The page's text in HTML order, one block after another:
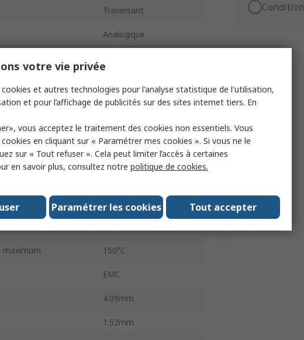
Traversant
Analogique
4.5V
SIP
5.5V
fonctionnement -40°C
maximum 150°C
EMC
4.09mm
1.52mm
votre vie privée
et autres technologies pour l'analyse statistique de l'utilisation,
et pour l’affichage de publicités sur des sites internet tiers. En
vous acceptez le traitement des cookies non essentiels. Vous
en cliquant sur « Paramétrer mes cookies ». Si vous ne le
sur « Tout refuser ». Cela peut limiter l’accès à certaines
en savoir plus, consultez notre politique de cookies.
Tout accepter
Paramétrer les cookies